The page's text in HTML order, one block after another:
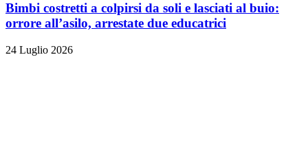
Bimbi costretti a colpirsi da soli e lasciati al buio:
orrore all’asilo, arrestate due educatrici
24 Luglio 2026